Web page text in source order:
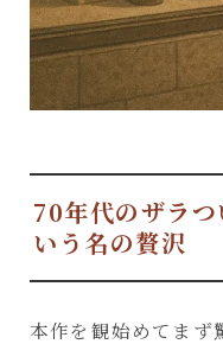
70年代のザラつ
いう名の贅沢
本作を観始めてまず